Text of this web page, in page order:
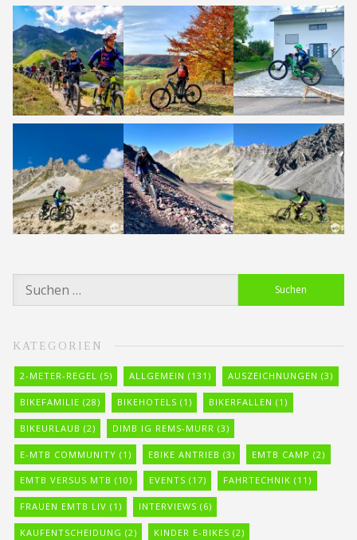
Suchen
nach:
KATEGORIEN
2-METER-REGEL (5) ALLGEMEIN (131) AUSZEICHNUNGEN (3)
BIKEFAMILIE (28) BIKEHOTELS (1) BIKERFALLEN (1)
BIKEURLAUB (2) DIMB IG REMS-MURR (3)
E-MTB COMMUNITY (1) EBIKE ANTRIEB (3) EMTB CAMP (2)
EMTB VERSUS MTB (10) EVENTS (17) FAHRTECHNIK (11)
FRAUEN EMTB LIV (1) INTERVIEWS (6)
KAUFENTSCHEIDUNG (2) KINDER E-BIKES (2)